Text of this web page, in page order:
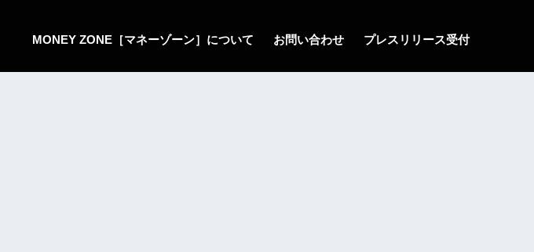
MONEY ZONE［マネーゾーン］について お問い合わせ プレスリリース受付